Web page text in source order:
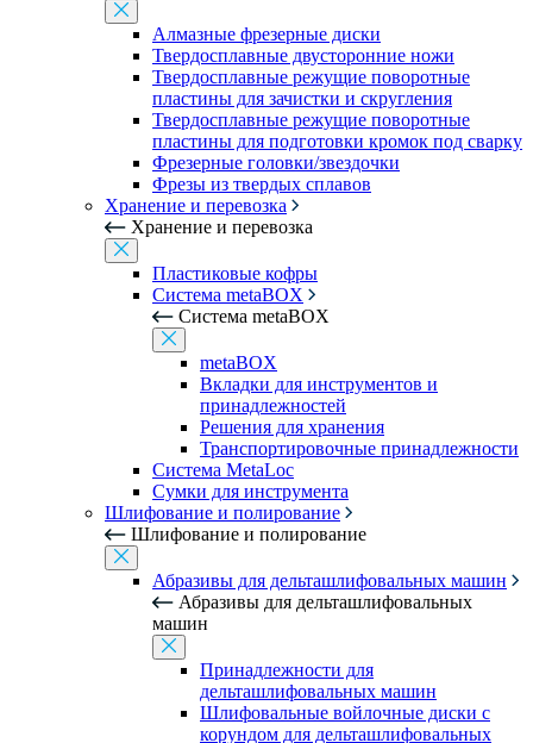
Алмазные фрезерные диски
Твердосплавные двусторонние ножи
Твердосплавные режущие поворотные
пластины для зачистки и скругления
Твердосплавные режущие поворотные
пластины для подготовки кромок под сварку
Фрезерные головки/звездочки
Фрезы из твердых сплавов
Хранение и перевозка
Хранение и перевозка
Пластиковые кофры
Система metaBOX
Система metaBOX
metaBOX
Вкладки для инструментов и
принадлежностей
Решения для хранения
Транспортировочные принадлежности
Система MetaLoc
Сумки для инструмента
Шлифование и полирование
Шлифование и полирование
Абразивы для дельташлифовальных машин
Абразивы для дельташлифовальных
машин
Принадлежности для
дельташлифовальных машин
Шлифовальные войлочные диски с
корундом для дельташлифовальных